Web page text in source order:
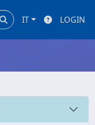
IT LOGIN